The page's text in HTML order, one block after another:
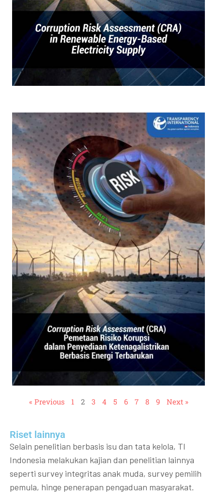
« Previous 1 2 3 4 5 6 7 8 9 Next »
Riset lainnya​​
Selain penelitian berbasis isu dan tata kelola, TI
Indonesia melakukan kajian dan penelitian lainnya
seperti survey integritas anak muda, survey pemilih
pemula, hinge penerapan pengaduan masyarakat.